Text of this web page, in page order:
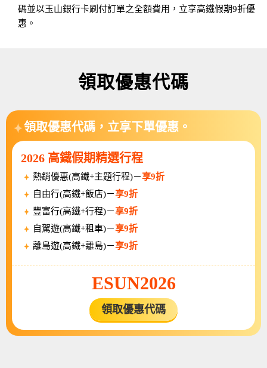
動
領
碼並以玉山銀行卡刷付訂單之全額費用，立享高鐵假期9折優
惠。
領取優惠代碼
領取優惠代碼，立享下單優惠。
2026 高鐵假期精選行程
熱銷優惠(高鐵+主題行程)－享9折
自由行(高鐵+飯店)－享9折
豐富行(高鐵+行程)－享9折
自駕遊(高鐵+租車)－享9折
離島遊(高鐵+離島)－享9折
ESUN2026
領取優惠代碼